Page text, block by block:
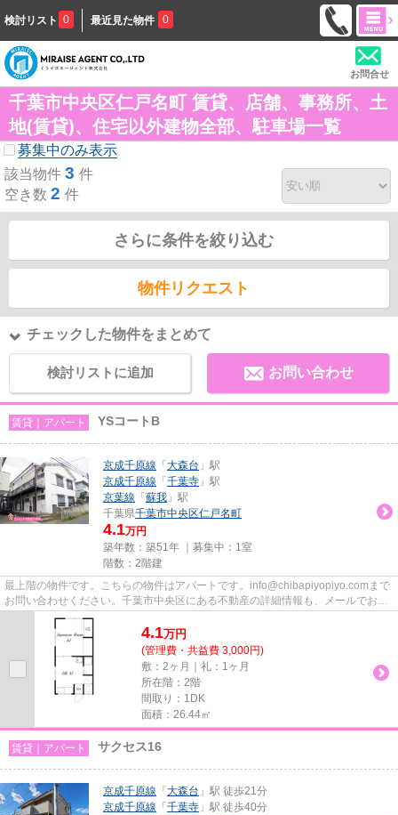
検討リスト 0 最近見た物件 0
お問合せ
千葉市中央区仁戸名町 賃貸、店舗、事務所、土
地(賃貸)、住宅以外建物全部、駐車場一覧
募集中のみ表示
該当物件 3 件
空き数 2 件
さらに条件を絞り込む
物件リクエスト
チェックした物件をまとめて
検討リストに追加 お問い合わせ
賃貸｜アパート YSコートB
京成千原線 「 大森台 」駅
京成千原線 「 千葉寺 」駅
京葉線 「 蘇我 」駅
千葉県千葉市中央区仁戸名町
4.1万円
築年数：築51年 ｜募集中： 1室
階数：2階建
最上階の物件です。こちらの物件はアパートです。info@chibapiyopiyo.comまで
お問い合わせください。千葉市中央区にある不動産の詳細情報も、メールでお問
い合わせいただけます。ご希...
4.1万円
(管理費・共益費 3,000円)
敷：2ヶ月｜礼：1ヶ月
所在階：2階
間取り：1DK
面積：26.44㎡
賃貸｜アパート サクセス16
京成千原線 「 大森台 」駅 徒歩21分
京成千原線 「 千葉寺 」駅 徒歩40分